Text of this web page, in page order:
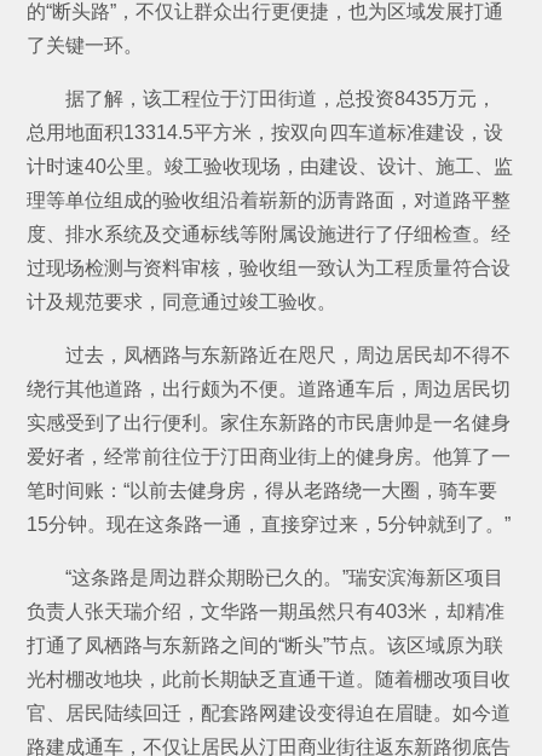
的“断头路”，不仅让群众出行更便捷，也为区域发展打通
了关键一环。
据了解，该工程位于汀田街道，总投资8435万元，
总用地面积13314.5平方米，按双向四车道标准建设，设
计时速40公里。竣工验收现场，由建设、设计、施工、监
理等单位组成的验收组沿着崭新的沥青路面，对道路平整
度、排水系统及交通标线等附属设施进行了仔细检查。经
过现场检测与资料审核，验收组一致认为工程质量符合设
计及规范要求，同意通过竣工验收。
过去，凤栖路与东新路近在咫尺，周边居民却不得不
绕行其他道路，出行颇为不便。道路通车后，周边居民切
实感受到了出行便利。家住东新路的市民唐帅是一名健身
爱好者，经常前往位于汀田商业街上的健身房。他算了一
笔时间账：“以前去健身房，得从老路绕一大圈，骑车要
15分钟。现在这条路一通，直接穿过来，5分钟就到了。”
“这条路是周边群众期盼已久的。”瑞安滨海新区项目
负责人张天瑞介绍，文华路一期虽然只有403米，却精准
打通了凤栖路与东新路之间的“断头”节点。该区域原为联
光村棚改地块，此前长期缺乏直通干道。随着棚改项目收
官、居民陆续回迁，配套路网建设变得迫在眉睫。如今道
路建成通车，不仅让居民从汀田商业街往返东新路彻底告